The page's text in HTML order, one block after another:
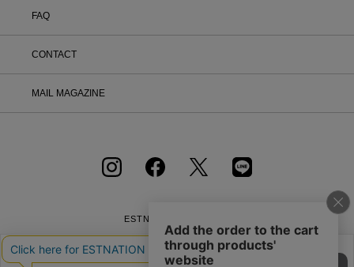
FAQ
CONTACT
MAIL MAGAZINE
ESTNATION OFFICIAL
APP